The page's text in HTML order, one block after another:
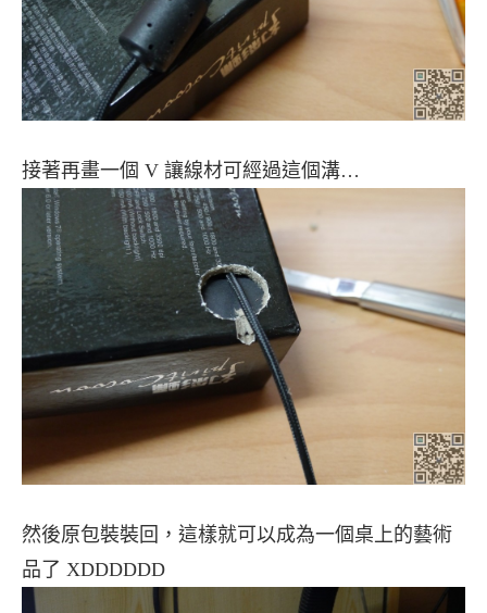
接著再畫一個 V 讓線材可經過這個溝…
然後原包裝裝回，這樣就可以成為一個桌上的藝術
品了 XDDDDDD